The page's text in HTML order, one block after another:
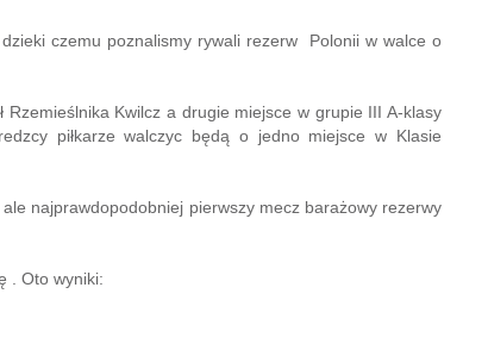
czemu poznalismy rywali rezerw Polonii w walce o
Rzemieślnika Kwilcz a drugie miejsce w grupie III A-klasy
piłkarze walczyc będą o jedno miejsce w Klasie
najprawdopodobniej pierwszy mecz barażowy rezerwy
. Oto wyniki: